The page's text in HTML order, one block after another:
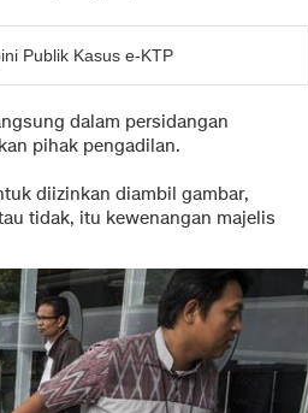
Publik Kasus e-KTP
dalam persidangan
pihak pengadilan.
diizinkan diambil gambar,
tidak, itu kewenangan majelis